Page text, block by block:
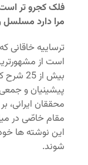
فلک کجرو تر
مرا دارد مسلسل
ترساییه
است از
بیش از
پیشینیان و
محققان ایرانی،
مقام خاصّی در
این نوشته ها
شوند.